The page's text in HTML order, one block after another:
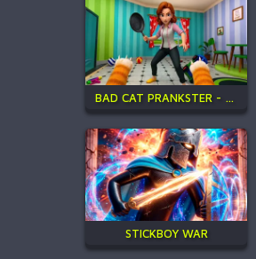
BAD CAT PRANKSTER - MOM IS RETURN
STICKBOY WAR